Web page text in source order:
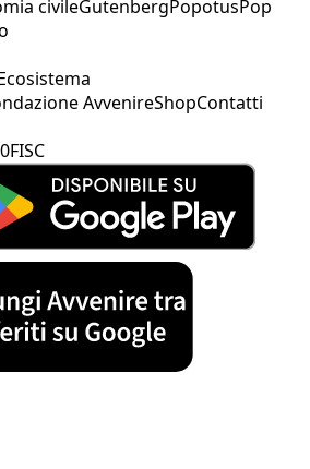
civileGutenbergPopotusPop
AvvenireShopContatti
FISC